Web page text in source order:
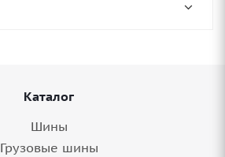
Каталог
Шины
Грузовые шины